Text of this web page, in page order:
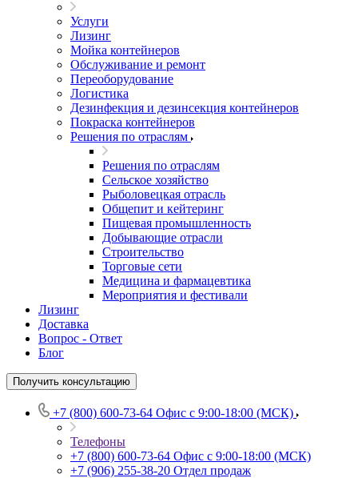
Услуги
Лизинг
Мойка контейнеров
Обслуживание и ремонт
Переоборудование
Логистика
Дезинфекция и дезинсекция контейнеров
Покраска контейнеров
Решения по отраслям
Решения по отраслям
Сельское хозяйство
Рыболовецкая отрасль
Общепит и кейтеринг
Пищевая промышленность
Добывающие отрасли
Строительство
Торговые сети
Медицина и фармацевтика
Мероприятия и фестивали
Лизинг
Доставка
Вопрос - Ответ
Блог
Получить консультацию
+7 (800) 600-73-64 Офис с 9:00-18:00 (МСК)
Телефоны
+7 (800) 600-73-64 Офис с 9:00-18:00 (МСК)
+7 (906) 255-38-20 Отдел продаж